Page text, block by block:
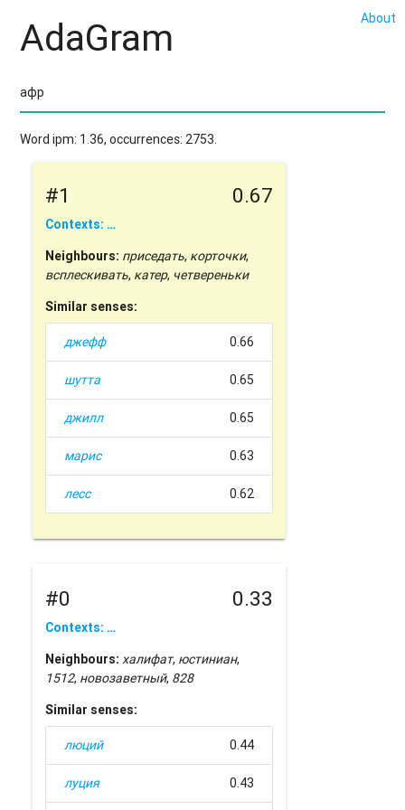
About
AdaGram
Word ipm: 1.36, occurrences: 2753.
#1 0.67
Contexts: …
Neighbours: приседать, корточки,
всплескивать, катер, четвереньки
Similar senses:
джефф 0.66
шутта 0.65
джилл 0.65
марис 0.63
лесс 0.62
#0 0.33
Contexts: …
Neighbours: халифат, юстиниан,
1512, новозаветный, 828
Similar senses:
люций 0.44
луция 0.43